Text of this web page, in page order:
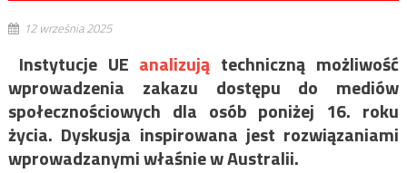
12 września 2025
Instytucje UE analizują techniczną możliwość
wprowadzenia zakazu dostępu do mediów
społecznościowych dla osób poniżej 16. roku
życia. Dyskusja inspirowana jest rozwiązaniami
wprowadzanymi właśnie w Australii.